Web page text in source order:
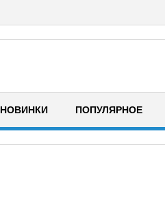
НОВИНКИ ПОПУЛЯРНОЕ